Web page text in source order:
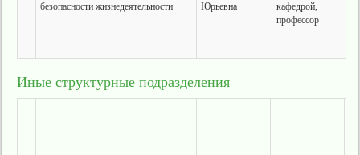
безопасности жизнедеятельности
Юрьевна
кафедрой,
профессор
Иные структурные подразделения